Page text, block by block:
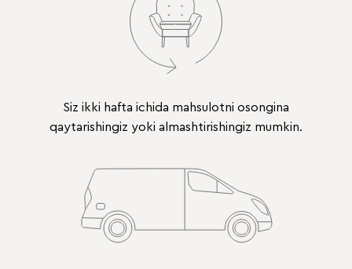
Siz ikki hafta ichida mahsulotni osongina
qaytarishingiz yoki almashtirishingiz mumkin.